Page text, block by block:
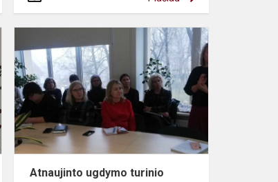
diena
Atnaujinto
ugdymo
turinio
Atnaujinto ugdymo turinio